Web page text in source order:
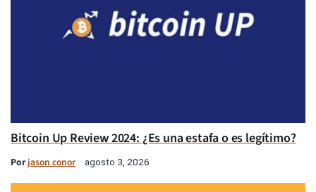
Bitcoin Up Review 2024: ¿Es una estafa o es legítimo?
Porjason conor agosto 3, 2026